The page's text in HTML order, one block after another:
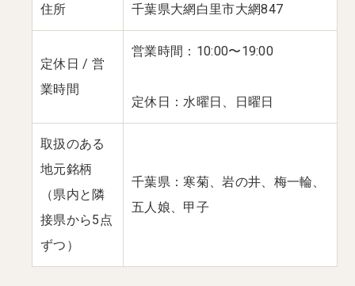
住所 千葉県大網白里市大網847
定休日 / 営
業時間
営業時間：10:00〜19:00
定休日：水曜日、日曜日
取扱のある
地元銘柄
（県内と隣
接県から5点
ずつ）
千葉県：寒菊、岩の井、梅一輪、
五人娘、甲子